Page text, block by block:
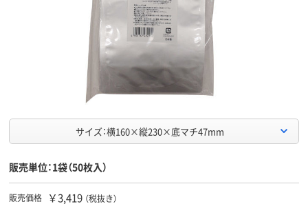
サイズ：横160×縦230×底マチ47mm
販売単位：1袋（50枚入）
販売価格 ￥3,419 （税抜き）